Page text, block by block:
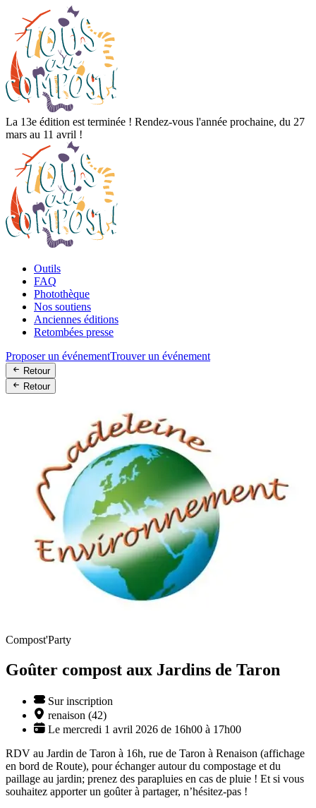
La 13e édition est terminée ! Rendez-vous l'année prochaine, du 27
mars au 11 avril !
Outils
FAQ
Photothèque
Nos soutiens
Anciennes éditions
Retombées presse
Proposer un événementTrouver un événement
Retour
Retour
Compost'Party
Goûter compost aux Jardins de Taron
Sur inscription
renaison (42)
Le mercredi 1 avril 2026 de 16h00 à 17h00
RDV au Jardin de Taron à 16h, rue de Taron à Renaison (affichage
en bord de Route), pour échanger autour du compostage et du
paillage au jardin; prenez des parapluies en cas de pluie ! Et si vous
souhaitez apporter un goûter à partager, n’hésitez-pas !